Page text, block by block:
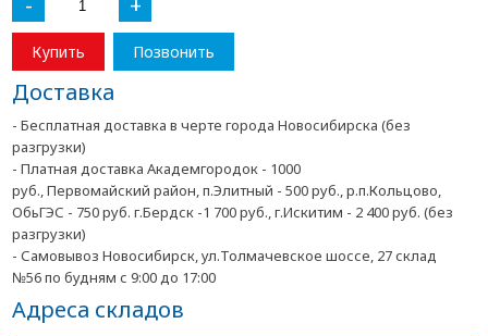
Купить Позвонить
Доставка
- Бесплатная доставка в черте города Новосибирска (без
разгрузки)
- Платная доставка Академгородок - 1000
руб., Первомайский район, п.Элитный - 500 руб., р.п.Кольцово,
ОбьГЭС - 750 руб. г.Бердск -1 700 руб., г.Искитим - 2 400 руб. (без
разгрузки)
- Самовывоз Новосибирск, ул.Толмачевское шоссе, 27 склад
№56 по будням с 9:00 до 17:00
Адреса складов